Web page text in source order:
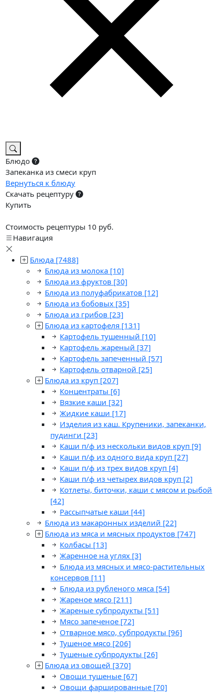
Блюдо
Запеканка из смеси круп
Вернуться к блюду
Скачать рецептуру
Купить
Стоимость рецептуры 10 руб.
Навигация
Блюда [7488]
Блюда из молока [10]
Блюда из фруктов [30]
Блюда из полуфабрикатов [12]
Блюда из бобовых [35]
Блюда из грибов [23]
Блюда из картофеля [131]
Картофель тушенный [10]
Картофель жареный [37]
Картофель запеченный [57]
Картофель отварной [25]
Блюда из круп [207]
Концентраты [6]
Вязкие каши [32]
Жидкие каши [17]
Изделия из каш. Крупеники, запеканки,
пудинги [23]
Каши п/ф из нескольки видов круп [9]
Каши п/ф из одного вида круп [27]
Каши п/ф из трех видов круп [4]
Каши п/ф из четырех видов круп [2]
Котлеты, биточки, каши с мясом и рыбой
[42]
Рассыпчатые каши [44]
Блюда из макаронных изделий [22]
Блюда из мяса и мясных продуктов [747]
Колбасы [13]
Жаренное на углях [3]
Блюда из мясных и мясо-растительных
консервов [11]
Блюда из рубленого мяса [54]
Жареное мясо [211]
Жареные субпродукты [51]
Мясо запеченое [72]
Отварное мясо, субпродукты [96]
Тушеное мясо [206]
Тушеные субпродукты [26]
Блюда из овощей [370]
Овощи тушеные [67]
Овощи фаршированные [70]